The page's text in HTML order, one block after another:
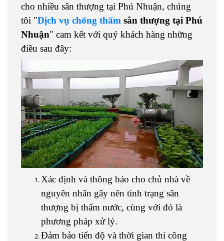
cho nhiều sân thượng tại Phú Nhuận, chúng
tôi "Dịch vụ chống thấm sân thượng tại Phú
Nhuận" cam kết với quý khách hàng những
điều sau đây:
Xác định và thông báo cho chủ nhà về
nguyên nhân gây nên tình trạng sân
thượng bị thấm nước, cùng với đó là
phương pháp xử lý.
Đảm bảo tiến độ và thời gian thi công